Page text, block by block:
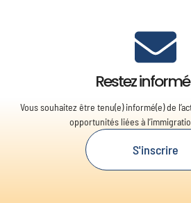
Restez
Vous souhaitez être tenu(e) informé(e) de
opportunités liées à
S'inscrire